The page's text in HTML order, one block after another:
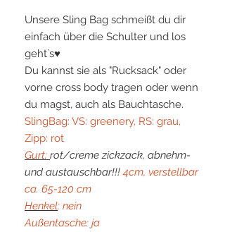
Unsere Sling Bag schmeißt du dir
einfach über die Schulter und los
geht`s♥
Du kannst sie als "Rucksack" oder
vorne cross body tragen oder wenn
du magst, auch als Bauchtasche.
SlingBag: VS: greenery, RS: grau,
Zipp: rot
Gurt: rot/creme zickzack, abnehm-
und austauschbar!!!4cm, verstellbar
ca. 65-120 cm
Henkel: nein
Außentasche: ja